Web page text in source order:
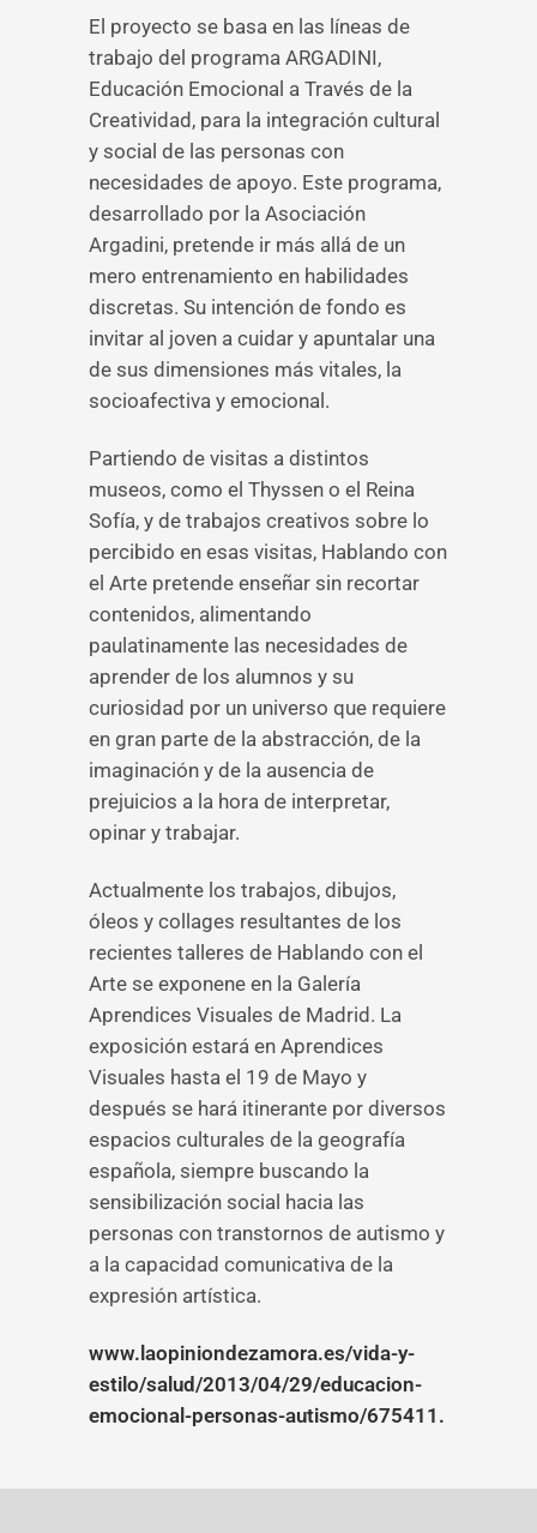
El proyecto se basa en las líneas de
trabajo del programa ARGADINI,
Educación Emocional a Través de la
Creatividad, para la integración cultural
y social de las personas con
necesidades de apoyo. Este programa,
desarrollado por la Asociación
Argadini, pretende ir más allá de un
mero entrenamiento en habilidades
discretas. Su intención de fondo es
invitar al joven a cuidar y apuntalar una
de sus dimensiones más vitales, la
socioafectiva y emocional.
Partiendo de visitas a distintos
museos, como el Thyssen o el Reina
Sofía, y de trabajos creativos sobre lo
percibido en esas visitas, Hablando con
el Arte pretende enseñar sin recortar
contenidos, alimentando
paulatinamente las necesidades de
aprender de los alumnos y su
curiosidad por un universo que requiere
en gran parte de la abstracción, de la
imaginación y de la ausencia de
prejuicios a la hora de interpretar,
opinar y trabajar.
Actualmente los trabajos, dibujos,
óleos y collages resultantes de los
recientes talleres de Hablando con el
Arte se exponene en la Galería
Aprendices Visuales de Madrid. La
exposición estará en Aprendices
Visuales hasta el 19 de Mayo y
después se hará itinerante por diversos
espacios culturales de la geografía
española, siempre buscando la
sensibilización social hacia las
personas con transtornos de autismo y
a la capacidad comunicativa de la
expresión artística.
www.laopiniondezamora.es/vida-y-
estilo/salud/2013/04/29/educacion-
emocional-personas-autismo/675411.